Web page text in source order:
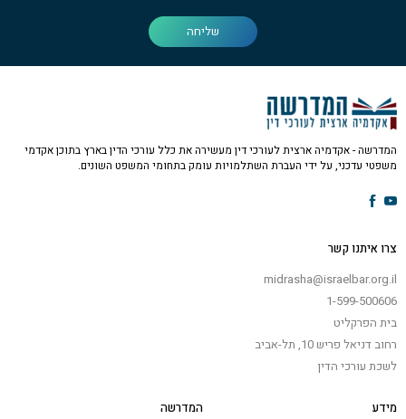
שליחה
המדרשה - אקדמיה ארצית לעורכי דין מעשירה את כלל עורכי הדין בארץ בתוכן אקדמי
משפטי עדכני, על ידי העברת השתלמויות עומק בתחומי המשפט השונים.
צרו איתנו קשר
midrasha@israelbar.org.il
1-599-500606
בית הפרקליט
רחוב דניאל פריש 10, תל-אביב
לשכת עורכי הדין
מידע המדרשה